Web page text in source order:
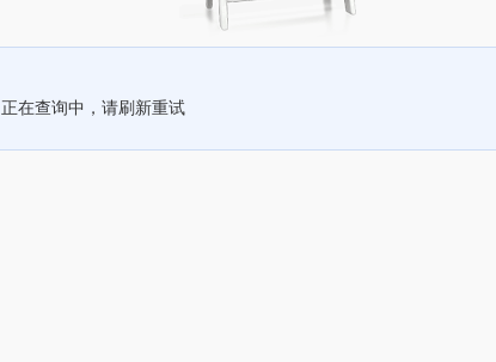
正在查询中，请刷新重试